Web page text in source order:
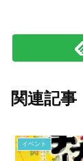
関連記事
イベント